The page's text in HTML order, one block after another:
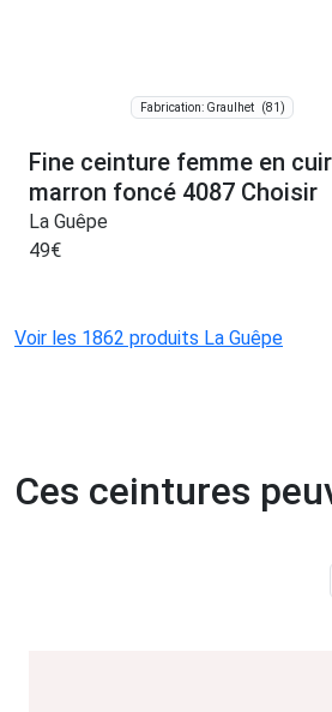
Fabrication: Graulhet (81)
Fine ceinture femme en cuir
marron foncé 4087 Choisir
La Guêpe
49€
Voir les 1862 produits La Guêpe
Ces ceintures